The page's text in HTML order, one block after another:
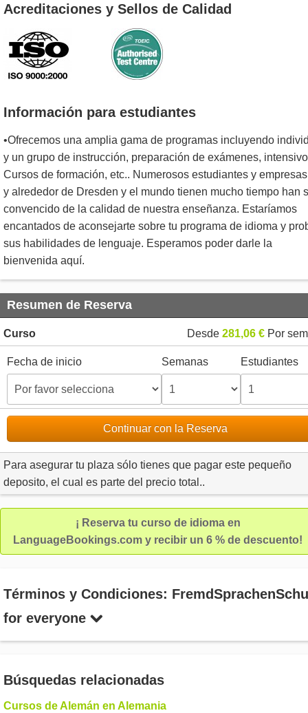
Acreditaciones y Sellos de Calidad
Información para estudiantes
•Ofrecemos una amplia gama de programas incluyendo
y un grupo de instrucción, preparación de exámenes,
Cursos de formación, etc.. Numerosos estudiantes y
y alrededor de Dresden y el mundo tienen mucho tiempo han
convencido de la calidad de nuestra enseñanza. Estaríamos
encantados de aconsejarte sobre tu programa de idioma y
sus habilidades de lenguaje. Esperamos poder darle la
bienvenida aquí.
Resumen de Reserva
Curso Desde 281,06 € Por
Fecha de inicio Semanas Estudiantes
Continuar con la Reserva
Para asegurar tu plaza sólo tienes que pagar este pequeño
deposito, el cual es parte del precio total..
¡ Reserva tu curso de idioma en
LanguageBookings.com y recibir un 6 % de descuento!
Términos y Condiciones:
for everyone
Búsquedas relacionadas
Cursos de Alemán en Alemania